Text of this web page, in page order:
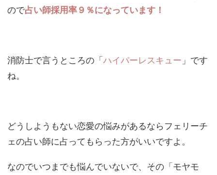
ので占い師採用率９％になっています！
消防士で言うところの「ハイパーレスキュー 」です
ね。
どうしようもない恋愛の悩みがあるならフェリーチ
ェの占い師に占ってもらった方がいいですよ。
なのでいつまでも悩んでいないで、その「モヤモ